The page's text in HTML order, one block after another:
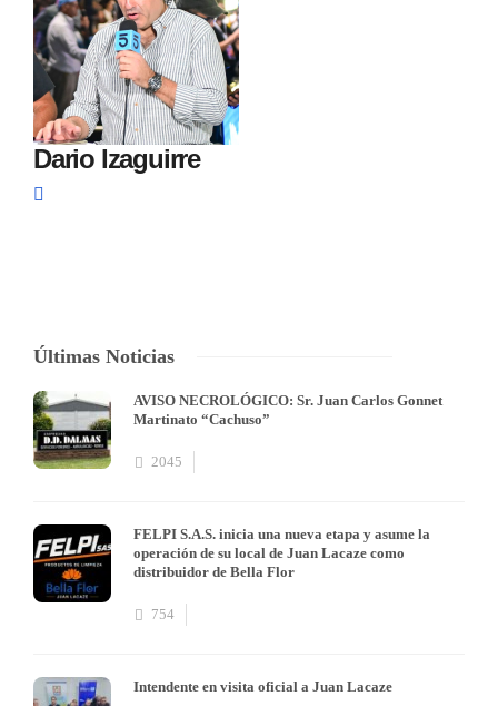
Dario Izaguirre
Últimas Noticias
AVISO NECROLÓGICO: Sr. Juan Carlos Gonnet
Martinato “Cachuso”
2045
FELPI S.A.S. inicia una nueva etapa y asume la
operación de su local de Juan Lacaze como
distribuidor de Bella Flor
754
Intendente en visita oficial a Juan Lacaze